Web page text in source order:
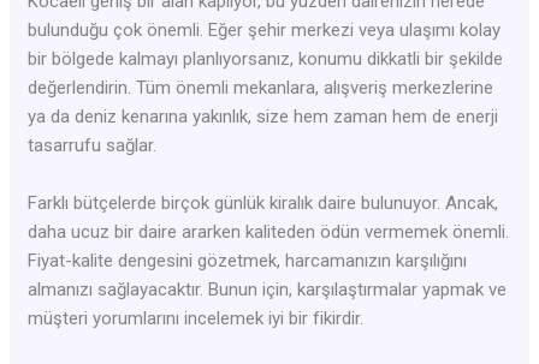
bulunduğu çok önemli. Eğer şehir merkezi veya ulaşımı kolay
bir bölgede kalmayı planlıyorsanız, konumu dikkatli bir şekilde
değerlendirin. Tüm önemli mekanlara, alışveriş merkezlerine
ya da deniz kenarına yakınlık, size hem zaman hem de enerji
tasarrufu sağlar.
Farklı bütçelerde birçok günlük kiralık daire bulunuyor. Ancak,
daha ucuz bir daire ararken kaliteden ödün vermemek önemli.
Fiyat-kalite dengesini gözetmek, harcamanızın karşılığını
almanızı sağlayacaktır. Bunun için, karşılaştırmalar yapmak ve
müşteri yorumlarını incelemek iyi bir fikirdir.